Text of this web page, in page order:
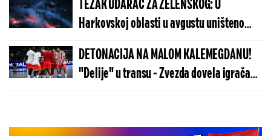
TEŽAK UDARAC ZA ZELENSKOG: U
Harkovskoj oblasti u avgustu uništeno
više od 100 „baba jaga“
DETONACIJA NA MALOM KALEMEGDANU!
"Delije" u transu - Zvezda dovela igrača
Real Madrida!